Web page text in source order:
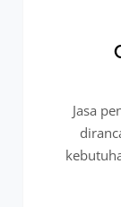
Jasa